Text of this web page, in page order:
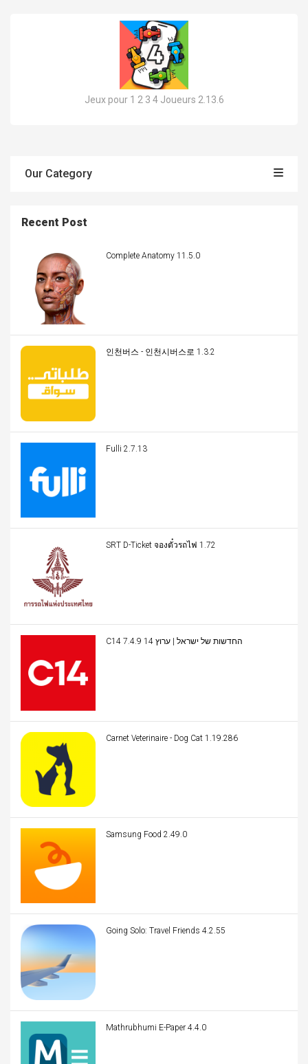
Jeux pour 1 2 3 4 Joueurs 2.13.6
Our Category
Recent Post
Complete Anatomy 11.5.0
인천버스 - 인천시버스로 1.3.2
Fulli 2.7.13
SRT D-Ticket จองตั๋วรถไฟ 1.72
C14 החדשות של ישראל | ערוץ 14 7.4.9
Carnet Veterinaire - Dog Cat 1.19.286
Samsung Food 2.49.0
Going Solo: Travel Friends 4.2.55
Mathrubhumi E-Paper 4.4.0